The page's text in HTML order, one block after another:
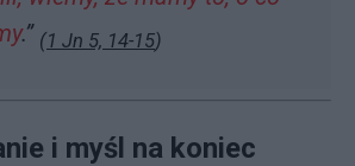
.” (1 Jn 5, 14-15)
i myśl na koniec